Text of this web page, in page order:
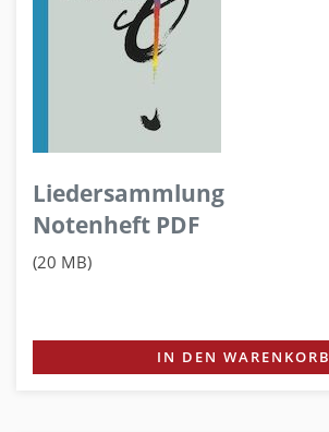
Liedersammlung
Notenheft PDF
(20 MB)
IN DEN WARENKORB